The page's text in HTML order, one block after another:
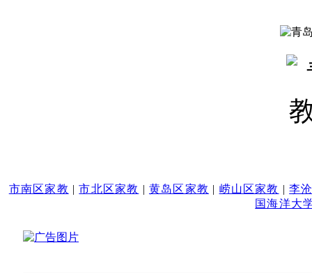
市南区家教 |市北区家教 | 黄岛区家教 | 崂山区家教 |李
国海洋大